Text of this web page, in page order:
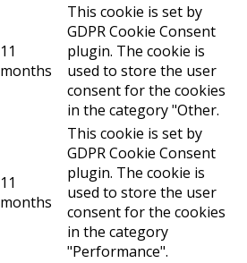
11
months
This cookie is set by
GDPR Cookie Consent
plugin. The cookie is
used to store the user
consent for the cookies
in the category "Other.
11
months
This cookie is set by
GDPR Cookie Consent
plugin. The cookie is
used to store the user
consent for the cookies
in the category
"Performance".